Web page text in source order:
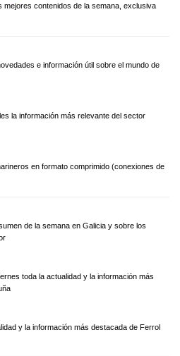
mejores contenidos de la semana, exclusiva
e información útil sobre el mundo de
la información más relevante del sector
en formato comprimido (conexiones de
de la semana en Galicia y sobre los
toda la actualidad y la información más
y la información más destacada de Ferrol